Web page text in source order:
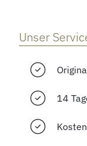
Unser
14